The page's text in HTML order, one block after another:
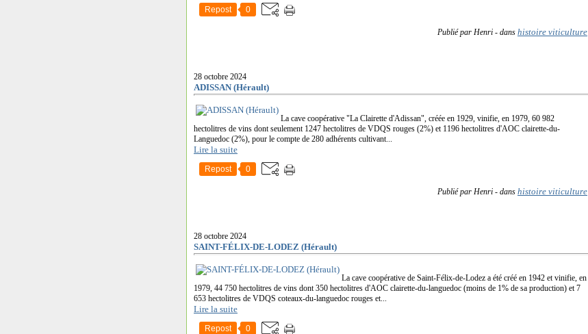
Repost 0
Publié par Henri - dans histoire viticulture
28 octobre 2024
ADISSAN (Hérault)
La cave coopérative "La Clairette d'Adissan", créée en 1929, vinifie, en 1979, 60 982
hectolitres de vins dont seulement 1247 hectolitres de VDQS rouges (2%) et 1196 hectolitres d'AOC clairette-du-
Languedoc (2%), pour le compte de 280 adhérents cultivant...
Lire la suite
Repost 0
Publié par Henri - dans histoire viticulture
28 octobre 2024
SAINT-FÉLIX-DE-LODEZ (Hérault)
La cave coopérative de Saint-Félix-de-Lodez a été créé en 1942 et vinifie, en
1979, 44 750 hectolitres de vins dont 350 hectolitres d'AOC clairette-du-languedoc (moins de 1% de sa production) et 7
653 hectolitres de VDQS coteaux-du-languedoc rouges et...
Lire la suite
Repost 0